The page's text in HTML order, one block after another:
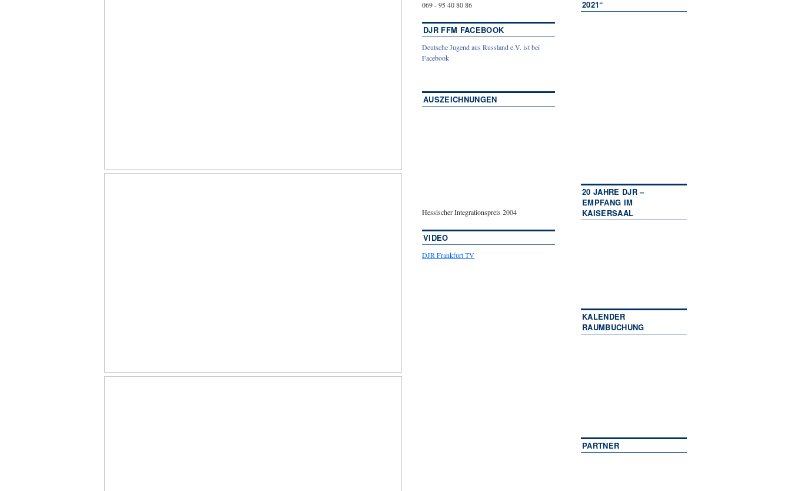
069 - 95 40 80 86
DJR FFM FACEBOOK
Deutsche Jugend aus Russland e.V. ist bei
Facebook
AUSZEICHNUNGEN
Hessischer Integrationspreis 2004
VIDEO
DJR Frankfurt TV
2021“
20 JAHRE DJR –
EMPFANG IM
KAISERSAAL
KALENDER
RAUMBUCHUNG
PARTNER